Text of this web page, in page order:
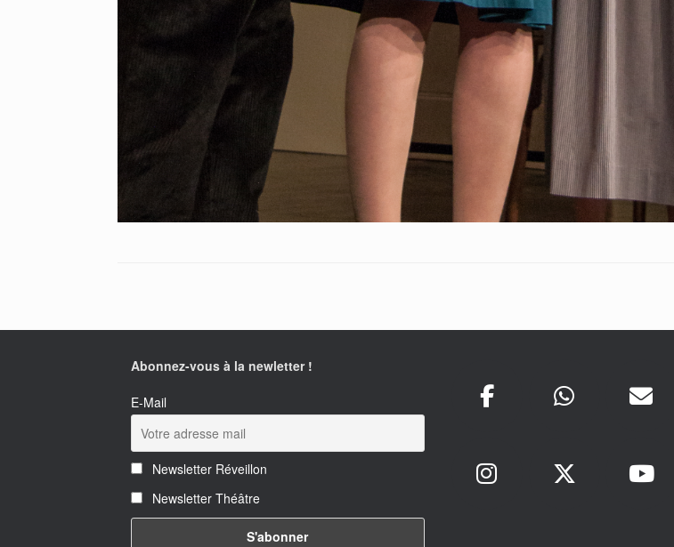
Abonnez-vous à la newletter !
E-Mail
Newsletter Réveillon
Newsletter Théâtre